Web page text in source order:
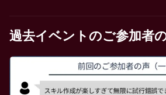
過去イベントのご参加者